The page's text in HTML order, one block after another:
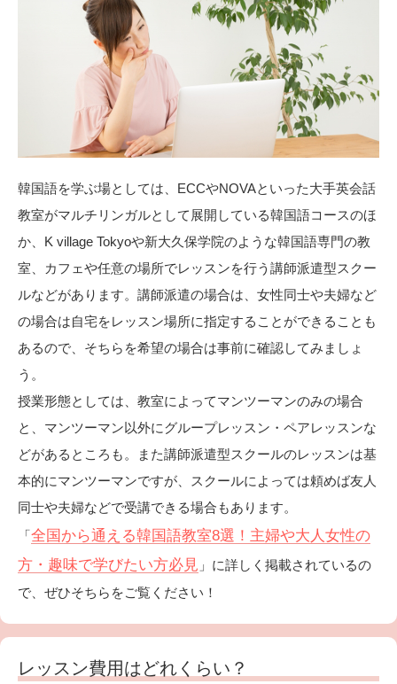
韓国語を学ぶ場としては、ECCやNOVAといった大手英会話
教室がマルチリンガルとして展開している韓国語コースのほ
か、K village Tokyoや新大久保学院のような韓国語専門の教
室、カフェや任意の場所でレッスンを行う講師派遣型スクー
ルなどがあります。講師派遣の場合は、女性同士や夫婦など
の場合は自宅をレッスン場所に指定することができることも
あるので、そちらを希望の場合は事前に確認してみましょ
う。
授業形態としては、教室によってマンツーマンのみの場合
と、マンツーマン以外にグループレッスン・ペアレッスンな
どがあるところも。また講師派遣型スクールのレッスンは基
本的にマンツーマンですが、スクールによっては頼めば友人
同士や夫婦などで受講できる場合もあります。
「全国から通える韓国語教室8選！主婦や大人女性の
方・趣味で学びたい方必見 」に詳しく掲載されているの
で、ぜひそちらをご覧ください！
レッスン費用はどれくらい？